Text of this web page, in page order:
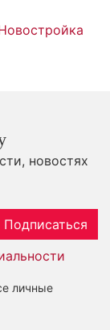
новостях
Подписаться
личные